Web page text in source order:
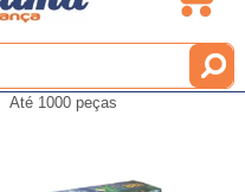
Até 1000 peças